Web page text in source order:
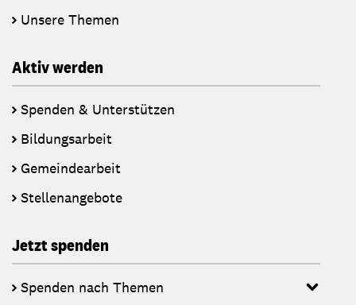
Unsere Themen
Aktiv werden
Spenden & Unterstützen
Bildungsarbeit
Gemeindearbeit
Stellenangebote
Jetzt spenden
Spenden nach Themen